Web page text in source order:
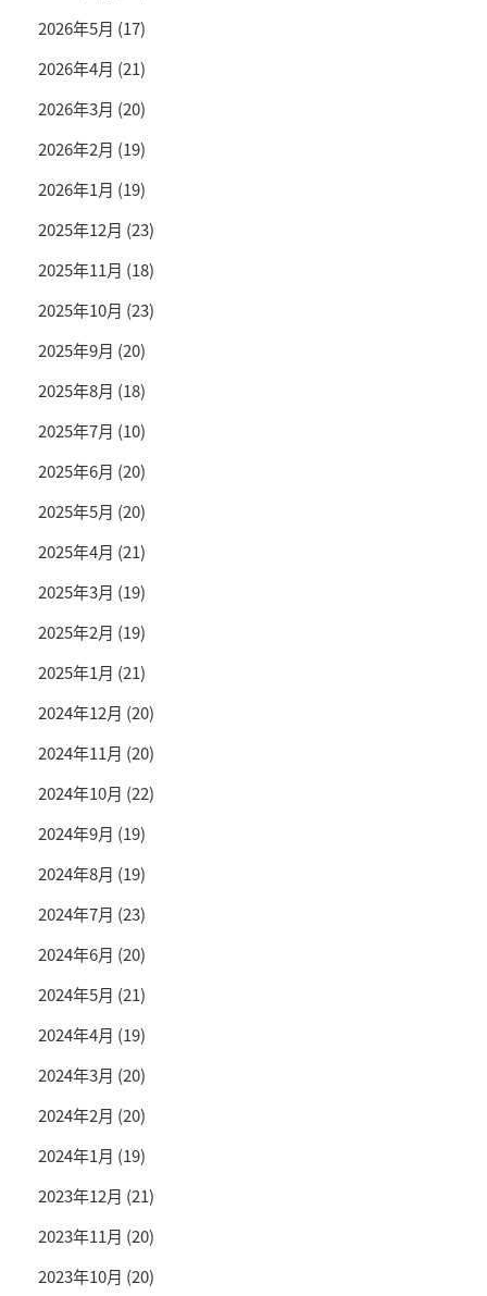
2026年5月 (17)
2026年4月 (21)
2026年3月 (20)
2026年2月 (19)
2026年1月 (19)
2025年12月 (23)
2025年11月 (18)
2025年10月 (23)
2025年9月 (20)
2025年8月 (18)
2025年7月 (10)
2025年6月 (20)
2025年5月 (20)
2025年4月 (21)
2025年3月 (19)
2025年2月 (19)
2025年1月 (21)
2024年12月 (20)
2024年11月 (20)
2024年10月 (22)
2024年9月 (19)
2024年8月 (19)
2024年7月 (23)
2024年6月 (20)
2024年5月 (21)
2024年4月 (19)
2024年3月 (20)
2024年2月 (20)
2024年1月 (19)
2023年12月 (21)
2023年11月 (20)
2023年10月 (20)